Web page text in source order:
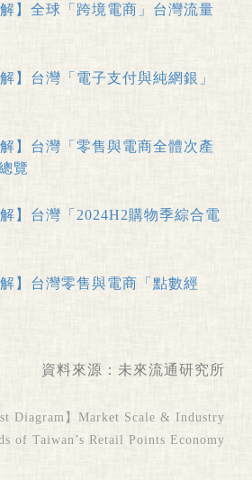
】全球「跨境電商」台灣流量
】台灣「電子支付與純網銀」
】台灣「零售與電商全體次產
覽
】台灣「2024H2購物季綜合電
】台灣零售與電商「點數經
資料來源： 未來流通研究所
Diagram】Market Scale & Industry
of Taiwan’s Retail Points Economy